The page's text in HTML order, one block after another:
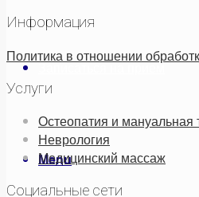
Записаться на прием
Menu
Информация
Политика в отношении
Услуги
Остеопатия и мануальная
Неврология
Медицинский массаж
Социальные сети